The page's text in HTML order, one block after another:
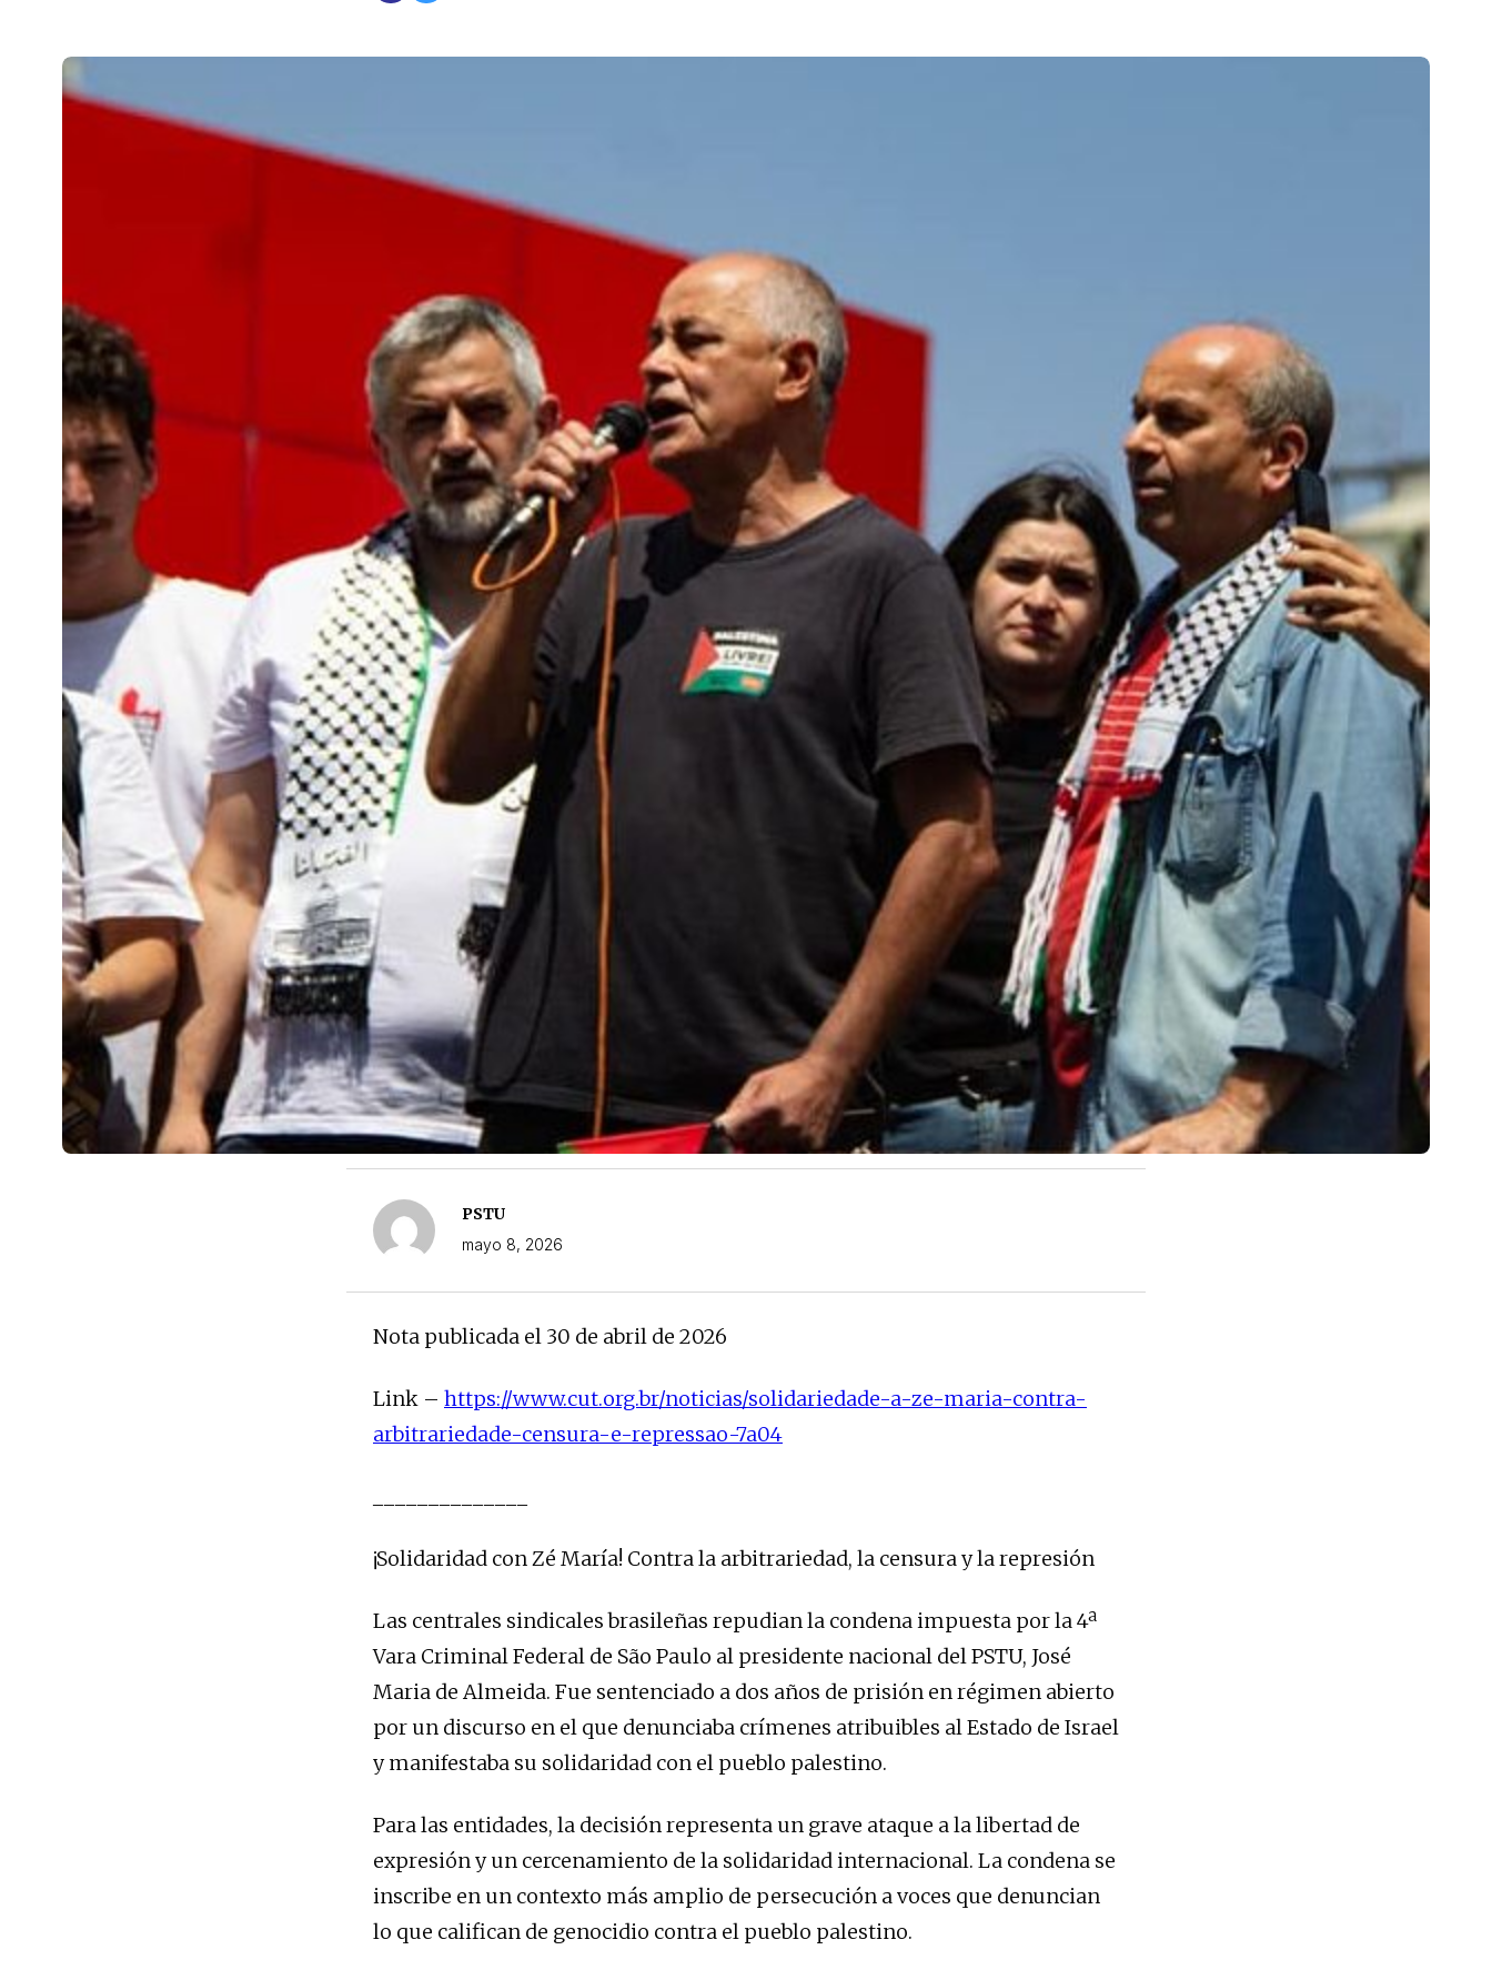
PSTU
mayo 8, 2026
Nota publicada el 30 de abril de 2026
Link – https://www.cut.org.br/noticias/solidariedade-a-ze-maria-contra-
arbitrariedade-censura-e-repressao-7a04
¡Solidaridad con Zé María! Contra la arbitrariedad, la censura y la represión
Las centrales sindicales brasileñas repudian la condena impuesta por la 4ª
Vara Criminal Federal de São Paulo al presidente nacional del PSTU, José
Maria de Almeida. Fue sentenciado a dos años de prisión en régimen abierto
por un discurso en el que denunciaba crímenes atribuibles al Estado de Israel
y manifestaba su solidaridad con el pueblo palestino.
Para las entidades, la decisión representa un grave ataque a la libertad de
expresión y un cercenamiento de la solidaridad internacional. La condena se
inscribe en un contexto más amplio de persecución a voces que denuncian
lo que califican de genocidio contra el pueblo palestino.